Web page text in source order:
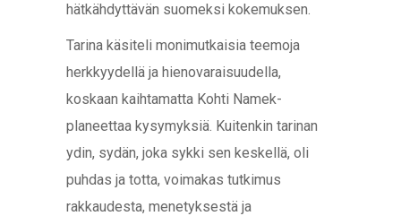
hätkähdyttävän suomeksi kokemuksen.
Tarina käsiteli monimutkaisia teemoja
herkkyydellä ja hienovaraisuudella,
koskaan kaihtamatta Kohti Namek-
planeettaa kysymyksiä. Kuitenkin tarinan
ydin, sydän, joka sykki sen keskellä, oli
puhdas ja totta, voimakas tutkimus
rakkaudesta, menetyksestä ja